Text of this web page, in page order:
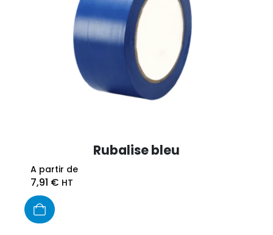
Rubalise bleu
A partir de
7,91 € HT